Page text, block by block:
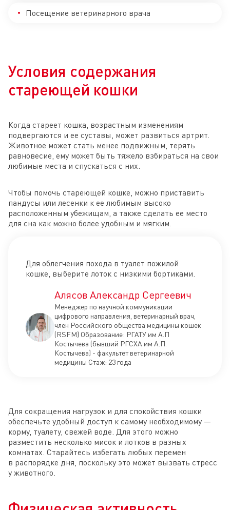
Посещение ветеринарного врача
Условия содержания
стареющей кошки
Когда стареет кошка, возрастным изменениям
подвергаются и ее суставы, может развиться артрит.
Животное может стать менее подвижным, терять
равновесие, ему может быть тяжело взбираться на свои
любимые места и спускаться с них.
Чтобы помочь стареющей кошке, можно приставить
пандусы или лесенки к ее любимым высоко
расположенным убежищам, а также сделать ее место
для сна как можно более удобным и мягким.
Для облегчения похода в туалет пожилой
кошке, выберите лоток с низкими бортиками.
Алясов Александр Сергеевич
Менеджер по научной коммуникации
цифрового направления, ветеринарный врач,
член Российского общества медицины кошек
(RSFM) Образование: РГАТУ им А.П
Костычева (бывший РГСХА им А.П.
Костычева) - факультет ветеринарной
медицины Стаж: 23 года
Для сокращения нагрузок и для спокойствия кошки
обеспечьте удобный доступ к самому необходимому —
корму, туалету, свежей воде. Для этого можно
разместить несколько мисок и лотков в разных
комнатах. Старайтесь избегать любых перемен
в распорядке дня, поскольку это может вызвать стресс
у животного.